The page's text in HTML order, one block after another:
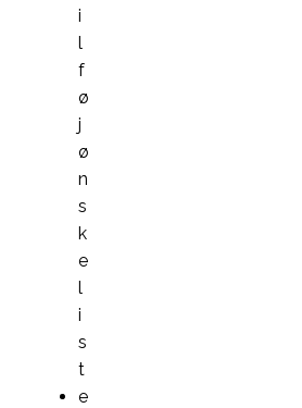
i
l
f
ø
j
ø
n
s
k
e
l
i
s
t
e